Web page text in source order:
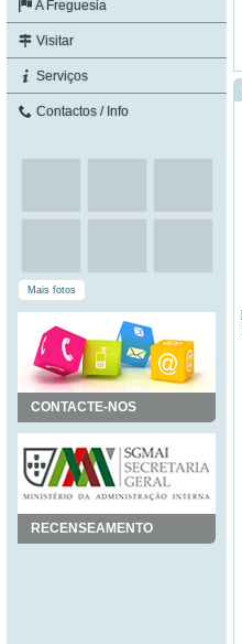
A Freguesia
Visitar
Serviços
Contactos / Info
Mais fotos
CONTACTE-NOS
RECENSEAMENTO